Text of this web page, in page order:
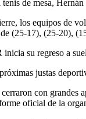
de mesa,
los equipos de
(25-17), (25-20),
su regreso a
justas
con grandes
oficial de la